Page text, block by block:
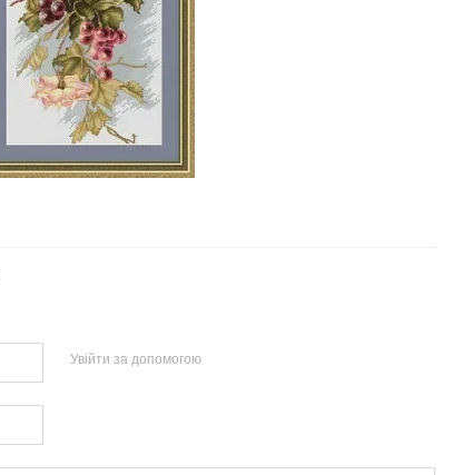
Увійти за допомогою